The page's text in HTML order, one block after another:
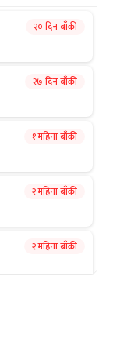
२० दिन बाँकी
२७ दिन बाँकी
१ महिना बाँकी
२ महिना बाँकी
२ महिना बाँकी